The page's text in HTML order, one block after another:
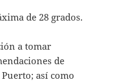
de 28 grados.
a tomar
de
así como